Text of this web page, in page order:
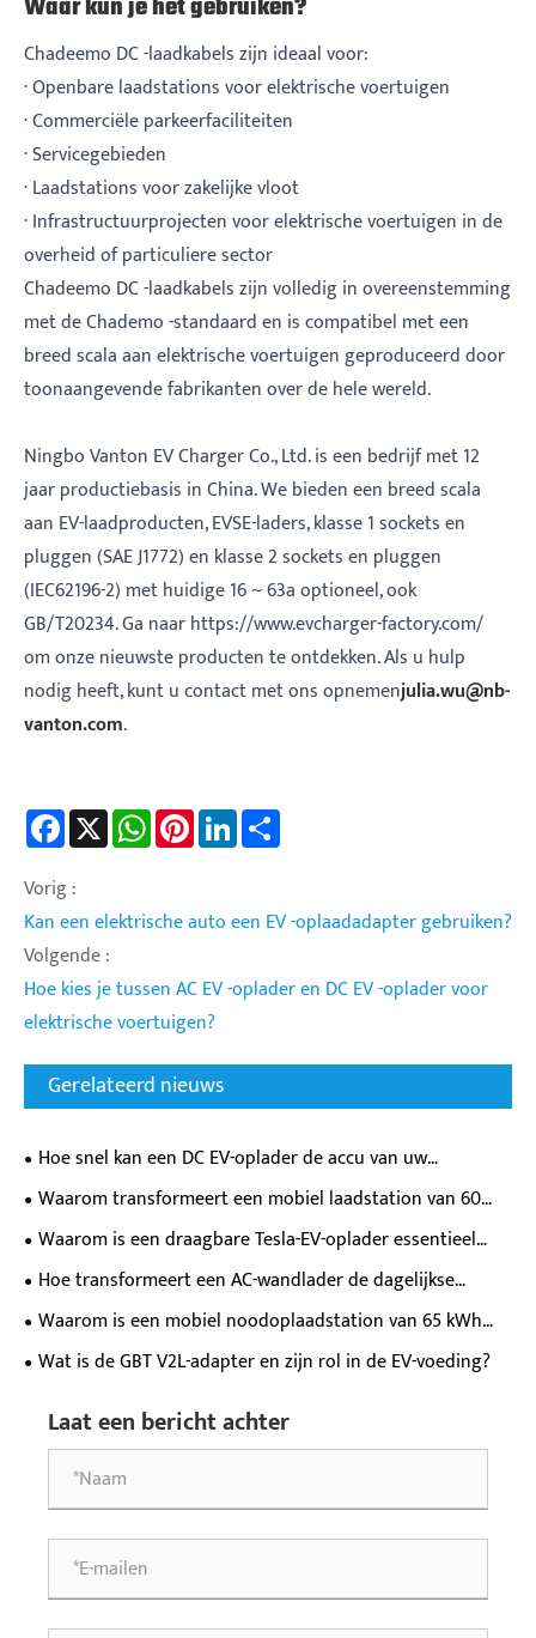
Waar kun je het gebruiken?
Chadeemo DC -laadkabels zijn ideaal voor:
· Openbare laadstations voor elektrische voertuigen
· Commerciële parkeerfaciliteiten
· Servicegebieden
· Laadstations voor zakelijke vloot
· Infrastructuurprojecten voor elektrische voertuigen in de
overheid of particuliere sector
Chadeemo DC -laadkabels zijn volledig in overeenstemming
met de Chademo -standaard en is compatibel met een
breed scala aan elektrische voertuigen geproduceerd door
toonaangevende fabrikanten over de hele wereld.
Ningbo Vanton EV Charger Co., Ltd. is een bedrijf met 12
jaar productiebasis in China. We bieden een breed scala
aan EV-laadproducten, EVSE-laders, klasse 1 sockets en
pluggen (SAE J1772) en klasse 2 sockets en pluggen
(IEC62196-2) met huidige 16 ~ 63a optioneel, ook
GB/T20234. Ga naar https://www.evcharger-factory.com/
om onze nieuwste producten te ontdekken. Als u hulp
nodig heeft, kunt u contact met ons opnemenjulia.wu@nb-
vanton.com.
Facebook WhatsAppPinterestLinkedIn
Vorig :
Kan een elektrische auto een EV -oplaadadapter gebruiken?
Volgende :
Hoe kies je tussen AC EV -oplader en DC EV -oplader voor
elektrische voertuigen?
Gerelateerd nieuws
Hoe snel kan een DC EV-oplader de accu van uw
elektrische auto daadwerkelijk vullen?
Waarom transformeert een mobiel laadstation van 60
kWh de flexibiliteit van het opladen van elektrische
voertuigen?
Waarom is een draagbare Tesla-EV-oplader essentieel
voor eigenaren van moderne elektrische voertuigen?
Hoe transformeert een AC-wandlader de dagelijkse
oplaadervaring van elektrische voertuigen?
Waarom is een mobiel noodoplaadstation van 65 kWh
essentieel voor moderne EV-noodhulp?
Wat is de GBT V2L-adapter en zijn rol in de EV-voeding?
Laat een bericht achter